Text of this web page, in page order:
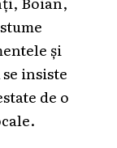
și
insiste
de o